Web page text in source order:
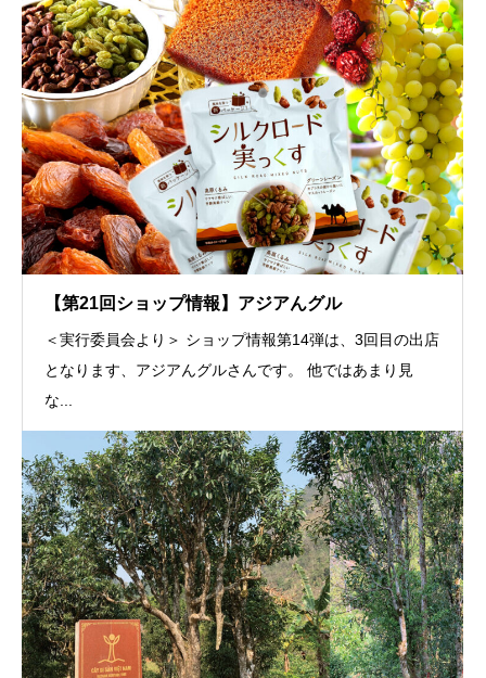
【第21回ショップ情報】アジアんグル
＜実行委員会より＞ ショップ情報第14弾は、3回目の出店
となります、アジアんグルさんです。 他ではあまり見
な...